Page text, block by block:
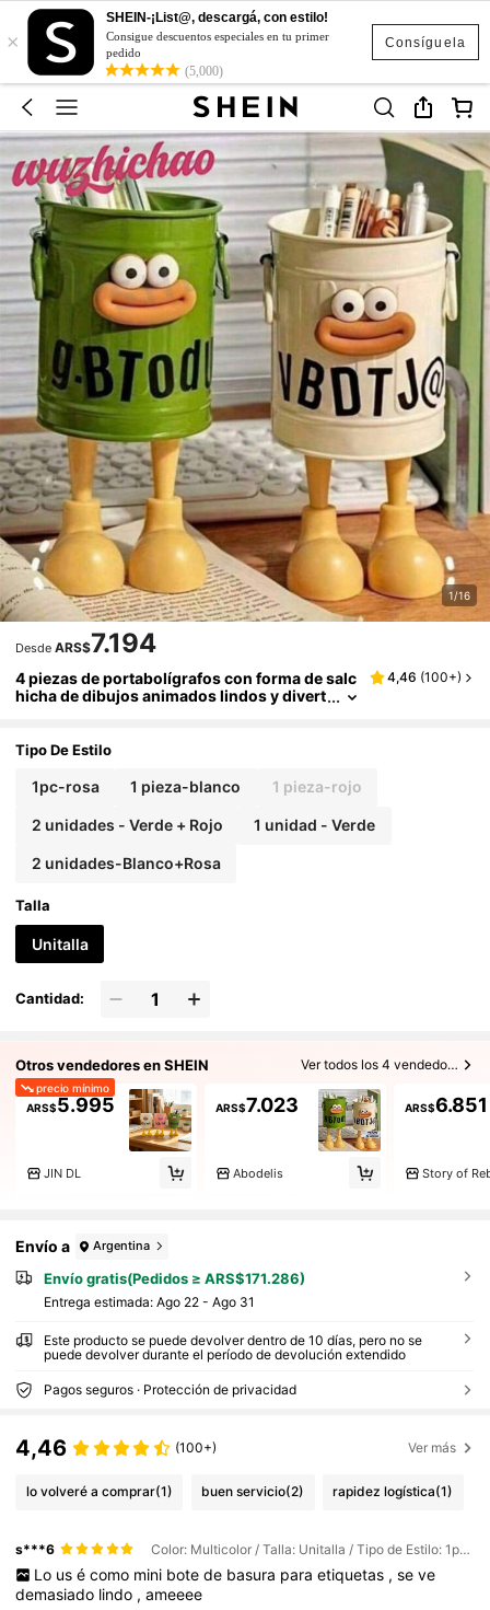
Consíguela
×
SHEIN-¡List@, descargá, con estilo!
Consigue descuentos especiales en tu primer
pedido
(5,000)
1/16
Desde ARS$7.194
4 piezas de portabolígrafos con forma de salc
hicha de dibujos animados lindos y divert
ere autoensamblaje, perfecto para la oficina, e
pelería o suministros de aprendizaje, útiles es
colares
4,46 (100+)
Tipo De Estilo
1pc-rosa 1 pieza-blanco 1 pieza-rojo
2 unidades - Verde + Rojo 1 unidad - Verde
2 unidades-Blanco+Rosa
Talla
Unitalla
Cantidad:
Otros vendedores en SHEIN Ver todos los 4 vendedores
precio mínimo
ARS$5.995
JIN DL
ARS$7.023
Abodelis
ARS$6.851
Story of
Envío a Argentina
Envío gratis(Pedidos ≥ ARS$171.286)
Entrega estimada: Ago 22 - Ago 31
Este producto se puede devolver dentro de 10 días, pero no se
puede devolver durante el período de devolución extendido
Pagos seguros · Protección de privacidad
4,46 (100+) Ver más
lo volveré a comprar(1) buen servicio(2) rapidez logística(1)
s***6 Color: Multicolor / Talla: Unitalla / Tipo de Estilo: 1pc-rosa
Lo us é como mini bote de basura para etiquetas , se ve
demasiado lindo ,ameeee